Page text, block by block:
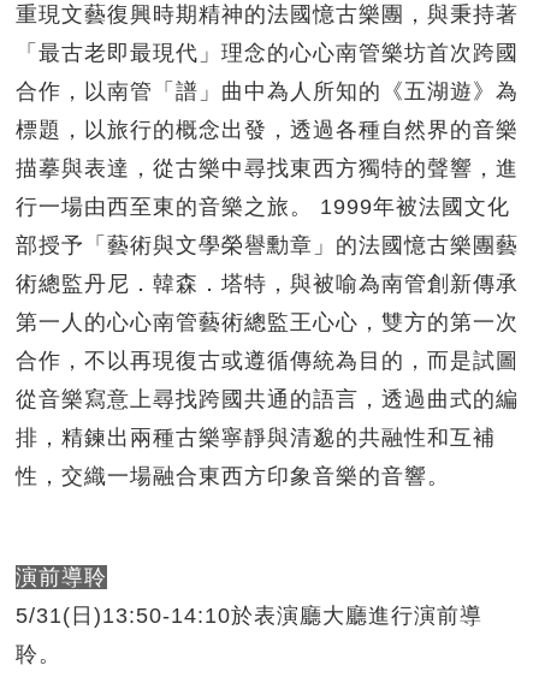
重現文藝復興時期精神的法國憶古樂團，與秉持著
「最古老即最現代」理念的心心南管樂坊首次跨國
合作，以南管「譜」曲中為人所知的《五湖遊》為
標題，以旅行的概念出發，透過各種自然界的音樂
描摹與表達，從古樂中尋找東西方獨特的聲響，進
行一場由西至東的音樂之旅。 1999年被法國文化
部授予「藝術與文學榮譽勳章」的法國憶古樂團藝
術總監丹尼．韓森．塔特，與被喻為南管創新傳承
第一人的心心南管藝術總監王心心，雙方的第一次
合作，不以再現復古或遵循傳統為目的，而是試圖
從音樂寫意上尋找跨國共通的語言，透過曲式的編
排，精鍊出兩種古樂寧靜與清邈的共融性和互補
性，交織一場融合東西方印象音樂的音響。
演前導聆
5/31(日)13:50-14:10於表演廳大廳進行演前導
聆。